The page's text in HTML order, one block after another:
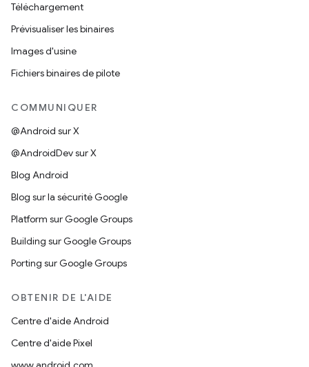
Téléchargement
Prévisualiser les binaires
Images d'usine
Fichiers binaires de pilote
COMMUNIQUER
@Android sur X
@AndroidDev sur X
Blog Android
Blog sur la sécurité Google
Platform sur Google Groups
Building sur Google Groups
Porting sur Google Groups
OBTENIR DE L'AIDE
Centre d'aide Android
Centre d'aide Pixel